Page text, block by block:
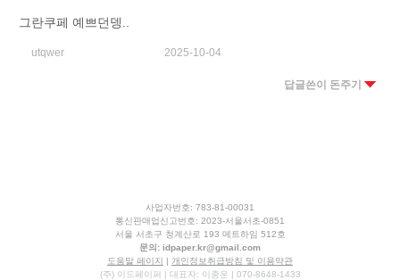
그란쿠페 예쁘던뎅..
utqwer 2025-10-04
답글쓴이 돈주기
사업자번호: 783-81-00031
통신판매업신고번호: 2023-서울서초-0851
서울 서초구 청계산로 193 메트하임 512호
문의: idpaper.kr@gmail.com
도움말 페이지
| 개인정보취급방침 및 이용약관
(주) 이드페이퍼 | 대표자: 이종운 | 070-8648-1433